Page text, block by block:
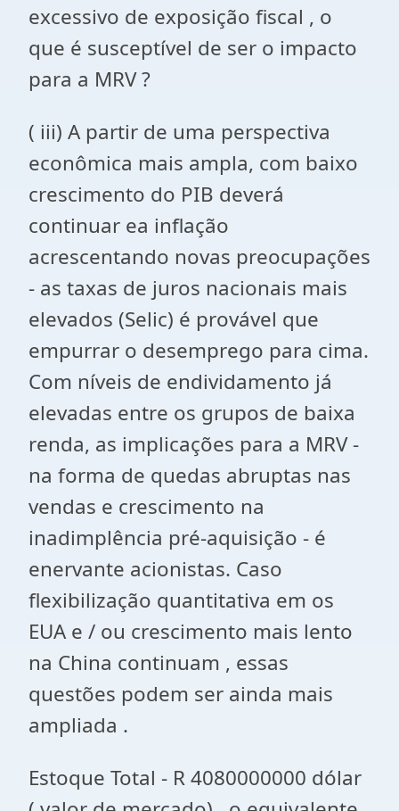
excessivo de exposição fiscal , o
que é susceptível de ser o impacto
para a MRV ?
( iii) A partir de uma perspectiva
econômica mais ampla, com baixo
crescimento do PIB deverá
continuar ea inflação
acrescentando novas preocupações
- as taxas de juros nacionais mais
elevados (Selic) é provável que
empurrar o desemprego para cima.
Com níveis de endividamento já
elevadas entre os grupos de baixa
renda, as implicações para a MRV -
na forma de quedas abruptas nas
vendas e crescimento na
inadimplência pré-aquisição - é
enervante acionistas. Caso
flexibilização quantitativa em os
EUA e / ou crescimento mais lento
na China continuam , essas
questões podem ser ainda mais
ampliada .
Estoque Total - R 4080000000 dólar